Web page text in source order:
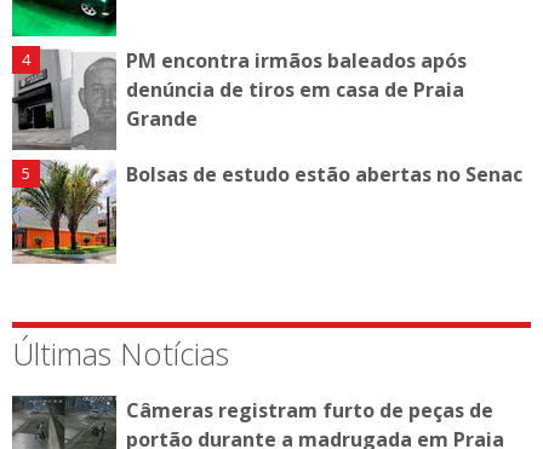
PM encontra irmãos baleados após
denúncia de tiros em casa de Praia
Grande
Bolsas de estudo estão abertas no Senac
Últimas Notícias
Câmeras registram furto de peças de
portão durante a madrugada em Praia